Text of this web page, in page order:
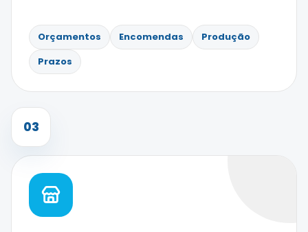
Orçamentos Encomendas
Produção
Prazos
03